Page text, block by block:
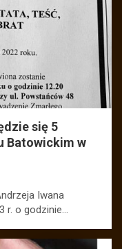
się 5
Batowickim w
Iwana
r. o godzinie…